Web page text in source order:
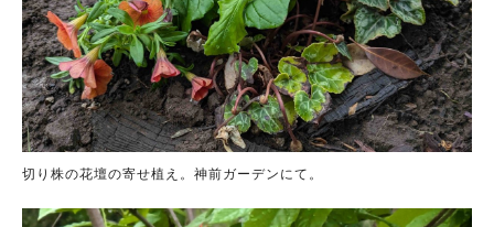
切り株の花壇の寄せ植え。神前ガーデンにて。